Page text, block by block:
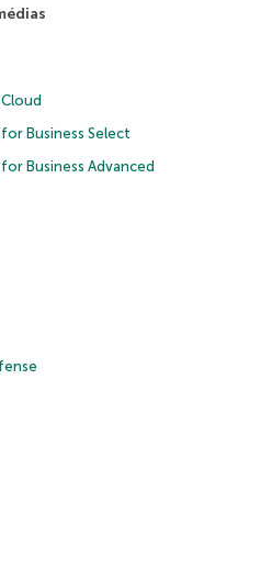
Business Select
Business Advanced